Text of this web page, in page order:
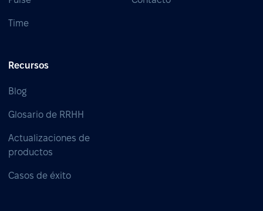
Time
Recursos
Blog
Glosario de RRHH
Actualizaciones de
productos
Casos de éxito